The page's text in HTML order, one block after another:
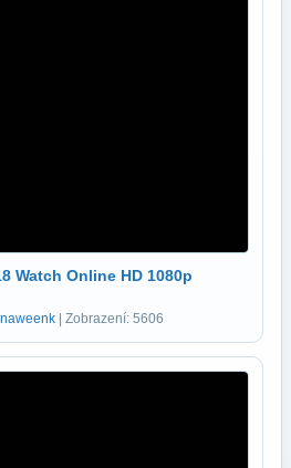
Watch Online HD 1080p
| Zobrazení: 5606